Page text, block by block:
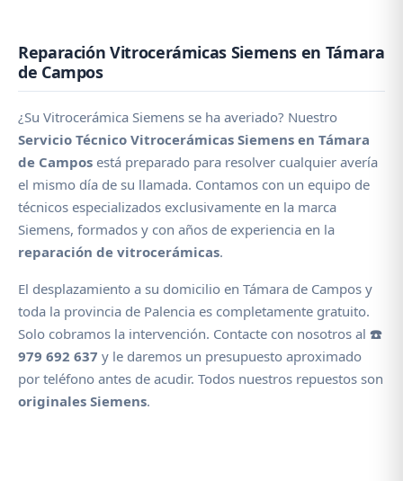
Reparación Vitrocerámicas Siemens en Támara
de Campos
¿Su Vitrocerámica Siemens se ha averiado? Nuestro
Servicio Técnico Vitrocerámicas Siemens en Támara
de Campos está preparado para resolver cualquier avería
el mismo día de su llamada. Contamos con un equipo de
técnicos especializados exclusivamente en la marca
Siemens, formados y con años de experiencia en la
reparación de vitrocerámicas.
El desplazamiento a su domicilio en Támara de Campos y
toda la provincia de Palencia es completamente gratuito.
Solo cobramos la intervención. Contacte con nosotros al ☎️
979 692 637 y le daremos un presupuesto aproximado
por teléfono antes de acudir. Todos nuestros repuestos son
originales Siemens.